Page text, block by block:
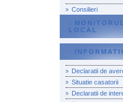
Consilieri
LOCAL
Declaratii de
Situatie casatorii
Declaratii de